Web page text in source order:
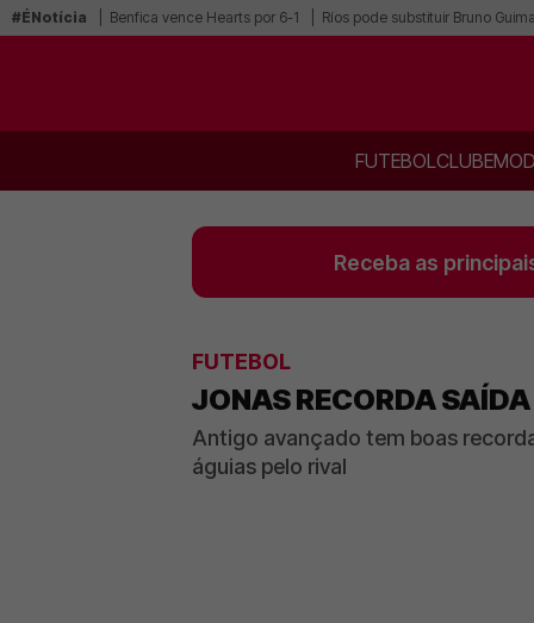
#ÉNotícia Benfica vence Hearts por 6-1 Ríos pode substituir Bruno
FUTEBOLCLUBE
Receba as
FUTEBOL
JONAS RECORDA
Antigo avançado tem boas
águias pelo rival